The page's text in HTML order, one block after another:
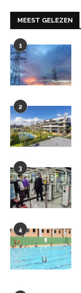
MEEST GELEZEN
1
2
3
4